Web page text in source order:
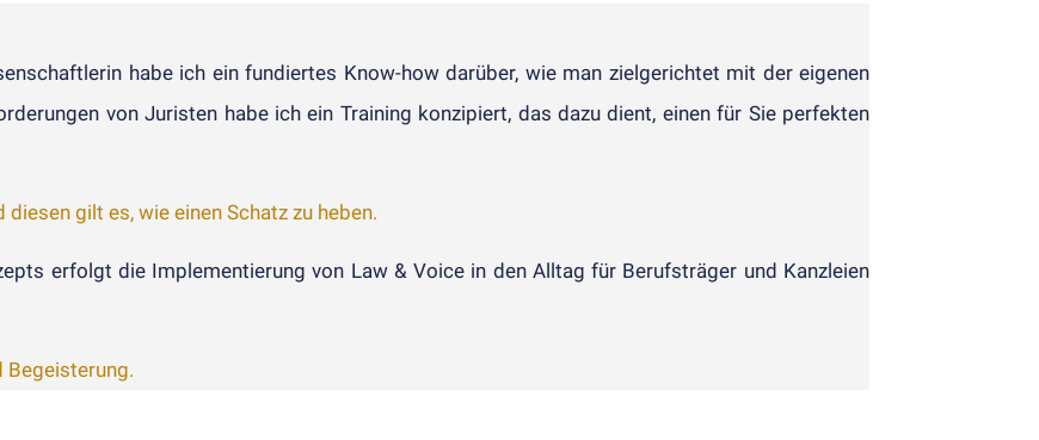
habe ich ein fundiertes Know-how darüber, wie man ziel­gerichtet mit der eigenen
von Juristen habe ich ein Train­ing kon­zipiert, das dazu dient, einen für Sie per­fekten
gilt es, wie einen Schatz zu heben.
erfolgt die Im­plement­ier­ung von Law & Voice in den Alltag für Berufs­träger und Kanzleien
Begeisterung.